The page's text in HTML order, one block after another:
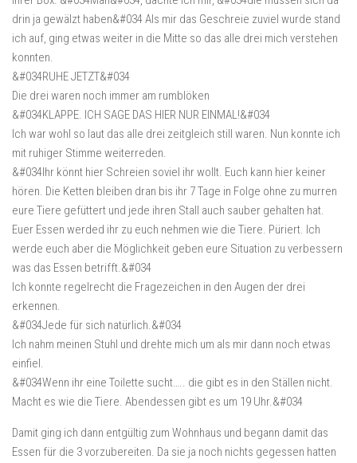
drin ja gewälzt haben&#034 Als mir das Geschreie zuviel wurde stand
ich auf, ging etwas weiter in die Mitte so das alle drei mich verstehen
konnten.
&#034RUHE JETZT&#034
Die drei waren noch immer am rumblöken
&#034KLAPPE. ICH SAGE DAS HIER NUR EINMAL!&#034
Ich war wohl so laut das alle drei zeitgleich still waren. Nun konnte ich
mit ruhiger Stimme weiterreden.
&#034Ihr könnt hier Schreien soviel ihr wollt. Euch kann hier keiner
hören. Die Ketten bleiben dran bis ihr 7 Tage in Folge ohne zu murren
eure Tiere gefüttert und jede ihren Stall auch sauber gehalten hat.
Euer Essen werded ihr zu euch nehmen wie die Tiere. Püriert. Ich
werde euch aber die Möglichkeit geben eure Situation zu verbessern
was das Essen betrifft.&#034
Ich konnte regelrecht die Fragezeichen in den Augen der drei
erkennen.
&#034Jede für sich natürlich.&#034
Ich nahm meinen Stuhl und drehte mich um als mir dann noch etwas
einfiel.
&#034Wenn ihr eine Toilette sucht….. die gibt es in den Ställen nicht.
Macht es wie die Tiere. Abendessen gibt es um 19 Uhr.&#034
Damit ging ich dann entgültig zum Wohnhaus und begann damit das
Essen für die 3 vorzubereiten. Da sie ja noch nichts gegessen hatten